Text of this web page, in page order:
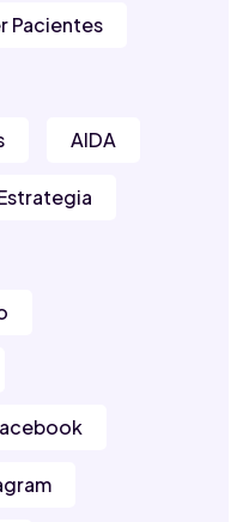
Pacientes
AIDA